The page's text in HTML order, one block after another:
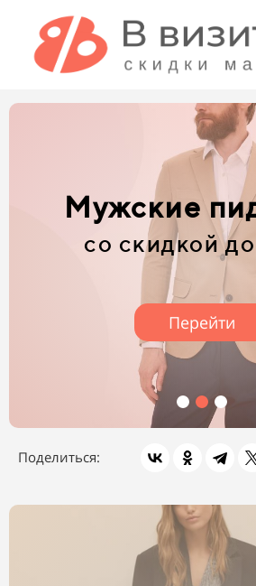
Детские
со скидкой
Перейти
Поделиться: